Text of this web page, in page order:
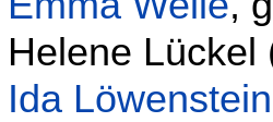
Helene Lückel
Ida Löwenstein